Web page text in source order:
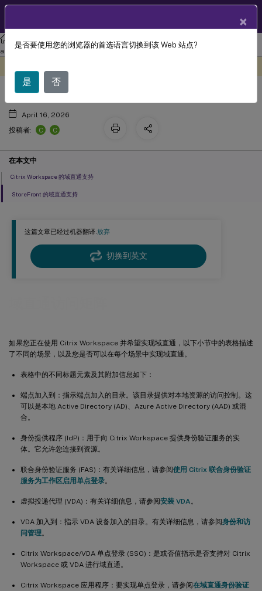
Citrix Workspace 应用程序（适用于 Windows）
Citrix Workspace
app 2402 LTSR 适用于 Windows
这篇文章已经过机器翻译.放弃
切换到英文
如果您正在使用 Citrix Workspace 并希望实现域直通，以下小节中的表格描述
了不同的场景，以及您是否可以在每个场景中实现域直通。
表格中的不同标题元素及其附加信息如下：
端点加入到：指示端点加入的目录。该目录提供对本地资源的访问控制。这
可以是本地 Active Directory (AD)、Azure Active Directory (AAD) 或混
合。
身份提供程序 (IdP)：用于向 Citrix Workspace 提供身份验证服务的实
体。它允许您连接到资源。
联合身份验证服务 (FAS)：有关详细信息，请参阅使用 Citrix 联合身份验证
服务为工作区启用单点登录。
虚拟投递代理 (VDA)：有关详细信息，请参阅安装 VDA 。
VDA 加入到：指示 VDA 设备加入的目录。有关详细信息，请参阅身份和访
问管理。
Citrix Workspace/VDA 单点登录 (SSO)：是或否值指示是否支持对 Citrix
Workspace 或 VDA 进行域直通。
Citrix Workspace 应用程序：要实现单点登录，请参阅在域直通身份验证
域直通访问矩阵
April 16, 2026
投稿者:
C C
在本文中
Citrix Workspace 的域直通支持
StoreFront 的域直通支持
×
是否要使用您的浏览器的首选语言切换到该 Web 站点?
是 否